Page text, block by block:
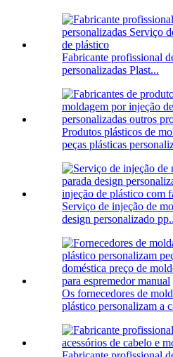
Fabricante profissional
personalizadas Plast...
Produtos plásticos de
peças plásticas
Serviço de injeção de
design personalizado
Os fornecedores de
plástico personalizam a